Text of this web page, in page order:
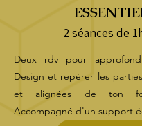
2 séances de
Deux rdv pour
Design et repérer les
et alignées de ton
Accompagné d'un support